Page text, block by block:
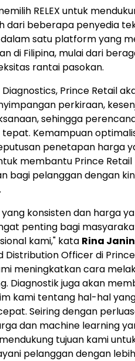
RELEX untuk
dari beberapa penyedia
satu platform yang
di Filipina, mulai dari
rantai pasokan.
Diagnostics, Prince Retail
perkiraan,
sehingga
Kemampuan
penetapan harga
membantu Prince
bagi pelanggan dengan
konsisten dan harga
penting bagi
kami," kata Rina
Distribution Officer di Prince
meningkatkan cara
Diagnostik juga akan
kami tentang hal-hal
Seiring dengan
dan machine learning
tujuan kami
pelanggan dengan